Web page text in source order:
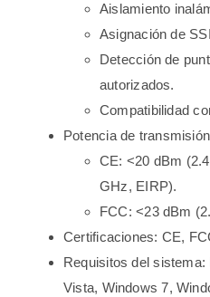
Aislamiento
Asignación de
Detección de
autorizados.
Compatibilidad
Potencia de
CE: <20 dBm
GHz, EIRP).
FCC: <23 dBm
Certificaciones: CE,
Requisitos del
Vista, Windows 7,